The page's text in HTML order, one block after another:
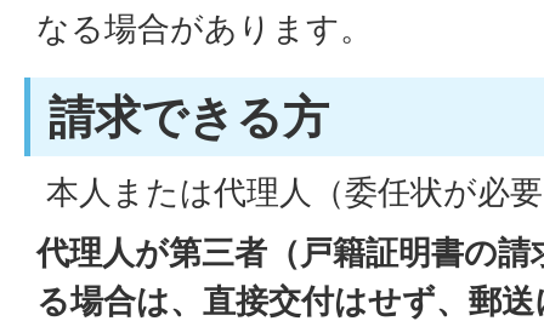
なる場合があります。
請求できる方
本人または代理人（委任状が必
代理人が第三者（戸籍証明書の
る場合は、直接交付はせず、郵